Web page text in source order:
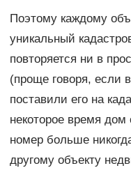
Поэтому каждому
уникальный
повторяется ни в
(проще говоря, если
поставили его на
некоторое время дом
номер больше
другому объекту